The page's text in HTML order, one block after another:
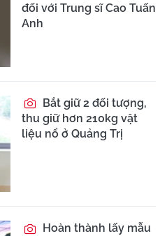
đối với Trung sĩ Cao Tuấn
Anh
Bắt giữ 2 đối tượng,
thu giữ hơn 210kg vật
liệu nổ ở Quảng Trị
Hoàn thành lấy mẫu